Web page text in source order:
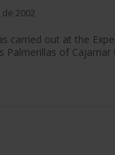
2002
carried out at the
Palmerillas of